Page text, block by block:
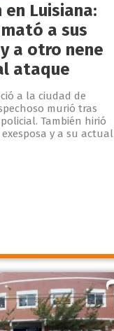
en Luisiana:
a sus
a otro nene
ataque
a la ciudad de
murió tras
También hirió
y a su actual